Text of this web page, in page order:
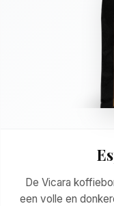
De Vicara
een volle en